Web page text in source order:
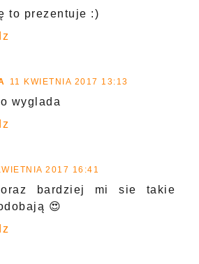
to prezentuje :)
11 KWIETNIA 2017 13:13
wyglada
2017 16:41
bardziej mi sie takie
😍